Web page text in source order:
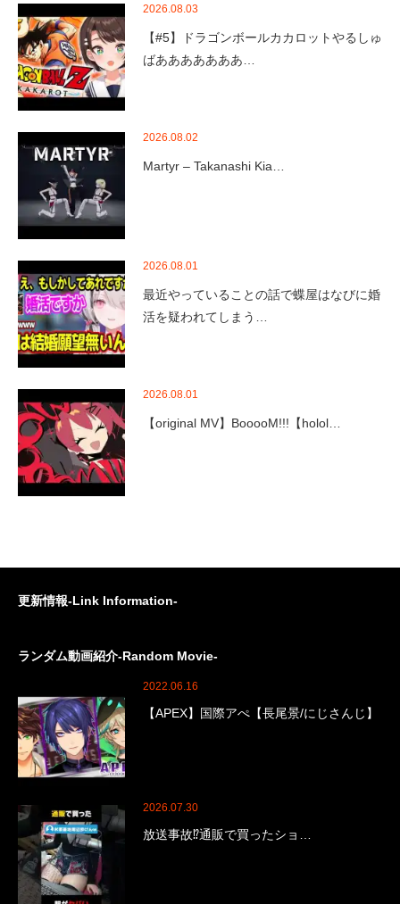
2026.08.03
【#5】ドラゴンボールカカロットやるしゅ
ばあああああああ…
2026.08.02
Martyr – Takanashi Kia…
2026.08.01
最近やっていることの話で蝶屋はなびに婚
活を疑われてしまう…
2026.08.01
【original MV】BooooM!!!【holol…
更新情報-Link Information-
ランダム動画紹介-Random Movie-
2022.06.16
【APEX】国際アぺ【長尾景/にじさんじ】
2026.07.30
放送事故⁉️通販で買ったショ…